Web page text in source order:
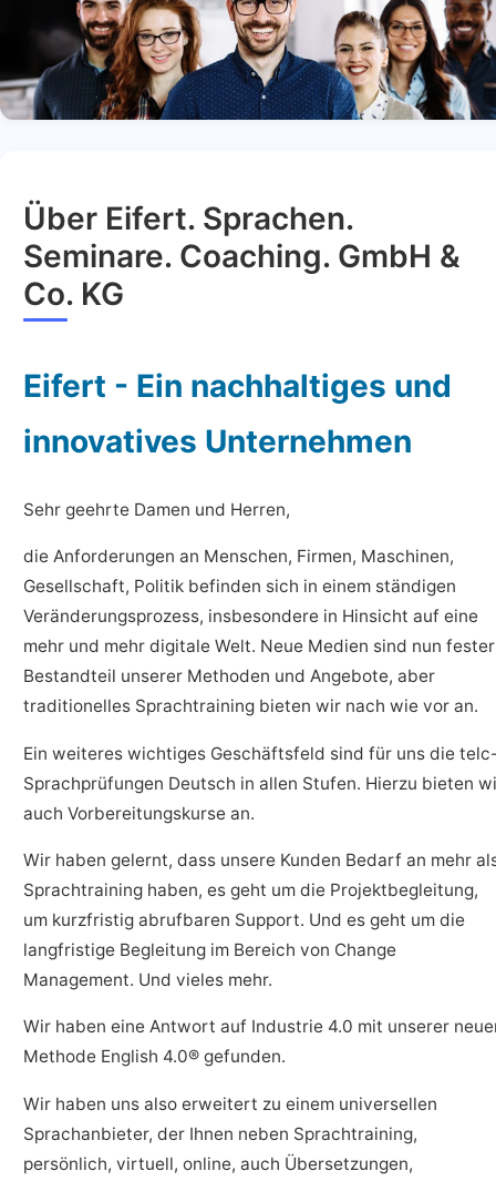
Über Eifert. Sprachen.
Seminare. Coaching. GmbH &
Co. KG
Eifert - Ein nachhaltiges und
innovatives Unternehmen
Sehr geehrte Damen und Herren,
die Anforderungen an Menschen, Firmen, Maschinen,
Gesellschaft, Politik befinden sich in einem ständigen
Veränderungsprozess, insbesondere in Hinsicht auf eine
mehr und mehr digitale Welt. Neue Medien sind nun fester
Bestandteil unserer Methoden und Angebote, aber
traditionelles Sprachtraining bieten wir nach wie vor an.
Ein weiteres wichtiges Geschäftsfeld sind für uns die
Sprachprüfungen Deutsch in allen Stufen. Hierzu bieten
auch Vorbereitungskurse an.
Wir haben gelernt, dass unsere Kunden Bedarf an mehr
Sprachtraining haben, es geht um die Projektbegleitung,
um kurzfristig abrufbaren Support. Und es geht um die
langfristige Begleitung im Bereich von Change
Management. Und vieles mehr.
Wir haben eine Antwort auf Industrie 4.0 mit unserer
Methode English 4.0® gefunden.
Wir haben uns also erweitert zu einem universellen
Sprachanbieter, der Ihnen neben Sprachtraining,
persönlich, virtuell, online, auch Übersetzungen,